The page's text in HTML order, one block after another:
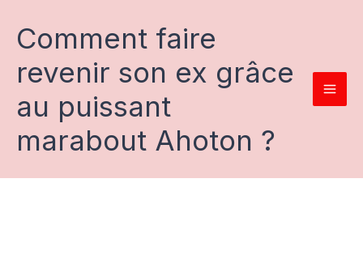
contenu
Comment faire
revenir son ex grâce
au puissant
marabout Ahoton ?